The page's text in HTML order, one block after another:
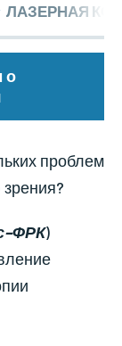
ЛАЗЕРНАЯ
о
проблем
)